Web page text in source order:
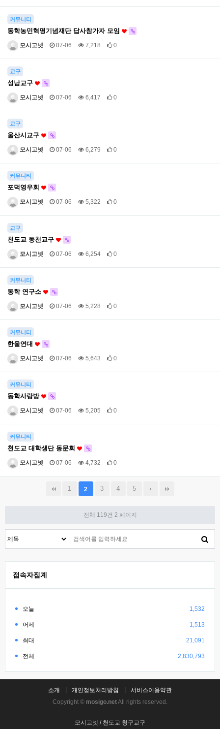
커뮤니티
동학농민혁명기념재단 답사참가자 모임
모시고넷 07-06 7,218 0
교구
성남교구
모시고넷 07-06 6,417 0
교구
울산시교구
모시고넷 07-06 6,279 0
커뮤니티
포덕영우회
모시고넷 07-06 5,322 0
교구
천도교 동천교구
모시고넷 07-06 6,254 0
커뮤니티
동학 연구소
모시고넷 07-06 5,228 0
커뮤니티
한울연대
모시고넷 07-06 5,643 0
커뮤니티
동학사랑방
모시고넷 07-06 5,205 0
커뮤니티
천도교 대학생단 동문회
모시고넷 07-06 4,732 0
1 2 3 4 5
전체 119건 2 페이지
접속자집계
오늘 1,532
어제 1,513
최대 21,091
전체 2,830,793
소개 개인정보처리방침
서비스이용약관
Copyright © mosigo.netAll rights reserved.
모시고넷 / 천도교 청구교구